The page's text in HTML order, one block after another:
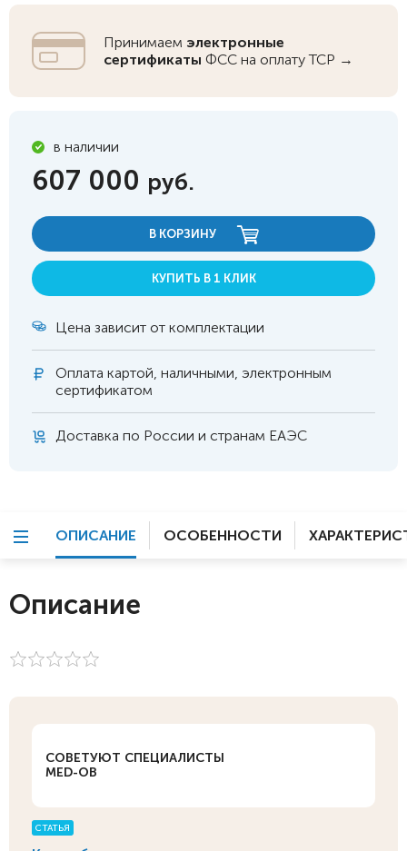
Принимаем электронные
сертификаты ФСС на оплату ТСР →
в наличии
607 000 руб.
В КОРЗИНУ
КУПИТЬ В 1 КЛИК
Цена зависит от комплектации
Оплата картой, наличными, электронным
сертификатом
Доставка по России и странам ЕАЭС
ОПИСАНИЕ ОСОБЕННОСТИ
Описание
СОВЕТУЮТ СПЕЦИАЛИСТЫ
MED-OB
СТАТЬЯ